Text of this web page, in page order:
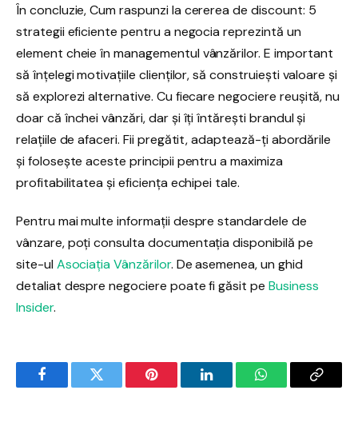
În concluzie, Cum raspunzi la cererea de discount: 5
strategii eficiente pentru a negocia reprezintă un
element cheie în managementul vânzărilor. E important
să înțelegi motivațiile clienților, să construiești valoare și
să explorezi alternative. Cu fiecare negociere reușită, nu
doar că închei vânzări, dar și îți întărești brandul și
relațiile de afaceri. Fii pregătit, adaptează-ți abordările
și folosește aceste principii pentru a maximiza
profitabilitatea și eficiența echipei tale.
Pentru mai multe informații despre standardele de
vânzare, poți consulta documentația disponibilă pe
site-ul Asociația Vânzărilor. De asemenea, un ghid
detaliat despre negociere poate fi găsit pe Business
Insider.
FacebookTwitter Pinterest LinkedInWhatsAppCopy